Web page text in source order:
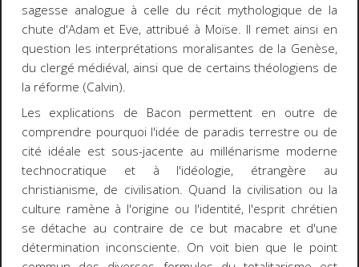
sagesse analogue à celle du récit mythologique de la
chute d'Adam et Eve, attribué à Moïse. Il remet ainsi en
question les interprétations moralisantes de la Genèse,
du clergé médiéval, ainsi que de certains théologiens de
la réforme (Calvin).
Les explications de Bacon permettent en outre de
comprendre pourquoi l'idée de paradis terrestre ou de
cité idéale est sous-jacente au millénarisme moderne
technocratique et à l'idéologie, étrangère au
christianisme, de civilisation. Quand la civilisation ou la
culture ramène à l'origine ou l'identité, l'esprit chrétien
se détache au contraire de ce but macabre et d'une
détermination inconsciente. On voit bien que le point